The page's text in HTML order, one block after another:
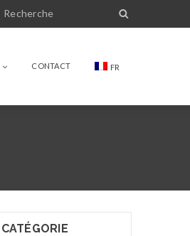
CONTACT FR
CATÉGORIE